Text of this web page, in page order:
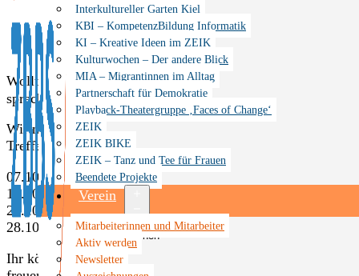
Interkultureller Garten Kiel
KBI – KompetenzBildung Informatik
KI – Kreative Ideen im ZEIK
Kulturwochen – Der andere Blick
MIA – Migrantinnen im Alltag
Partnerschaft für Demokratie
Playback-Theatergruppe ‚Faces of Change‘
ZEIK
ZEIK BIKE
ZEIK – Tanz und Tee für Frauen
Beendete Projekte
Verein
Menü
öffnen
Mitarbeiterinnen und Mitarbeiter
Aktiv werden
Newsletter
Veranstaltung
Wollt ihr eure Deutschkenntnisse anwenden? Habt ihr Lust
sprechen? Dann meldet euch per E-Mail an:
Wir möchten einen Raum schaffen, in dem ihr miteinander
Treffen sind im Oktober immer donnerstags:
07.10. um 11:00 Uhr
14.10. um 16:00 Uhr
21.10. um 11:00 Uhr
28.10. um 16:00 Uhr
Ihr könnt nicht an allen Treffen teilnehmen oder ihr